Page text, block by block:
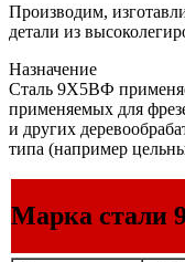
Производим,
детали из
Назначение
Сталь 9Х5ВФ
применяемых для
и других
типа (например
Марка стали